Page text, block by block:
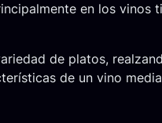
en los vinos
de platos,
de un vino